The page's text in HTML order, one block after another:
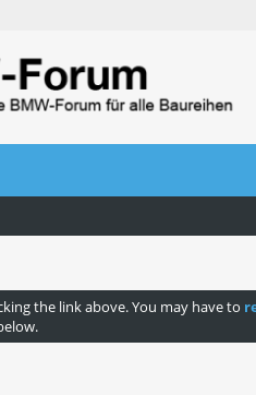
the link above. You may have to